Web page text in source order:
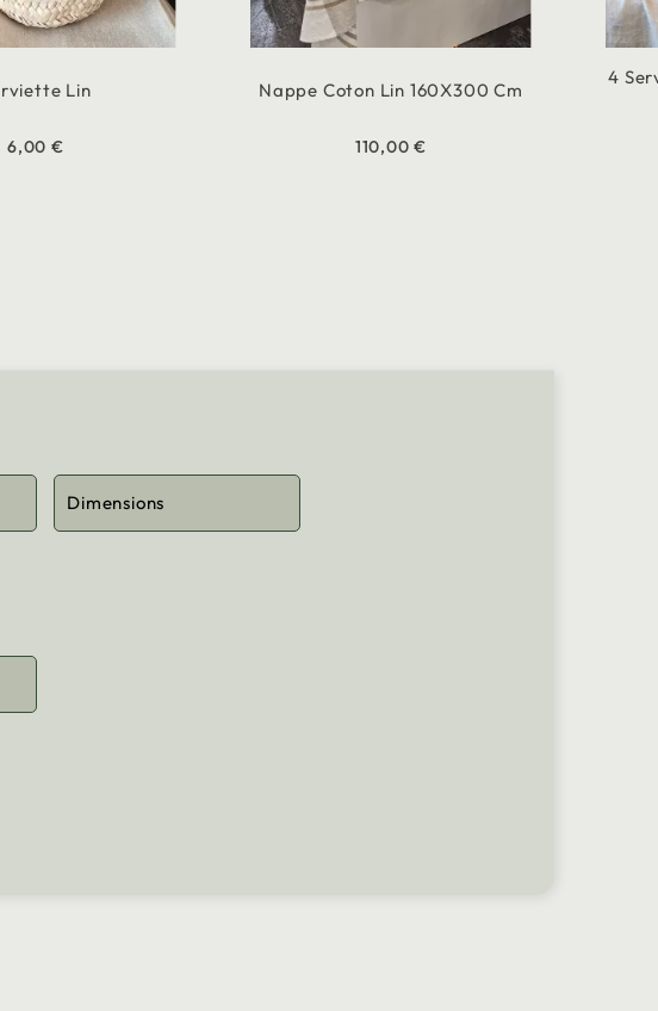
Lin
6,00 €
Nappe Coton Lin 160X300 Cm
110,00 €
4
Dimensions